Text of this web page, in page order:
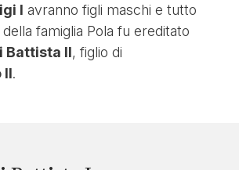
I avranno figli maschi e tutto
famiglia Pola fu ereditato
Battista II, figlio di
II.